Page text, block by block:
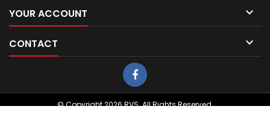
YOUR ACCOUNT 
CONTACT 
© Copyright 2026 RVS. All Rights Reserved.